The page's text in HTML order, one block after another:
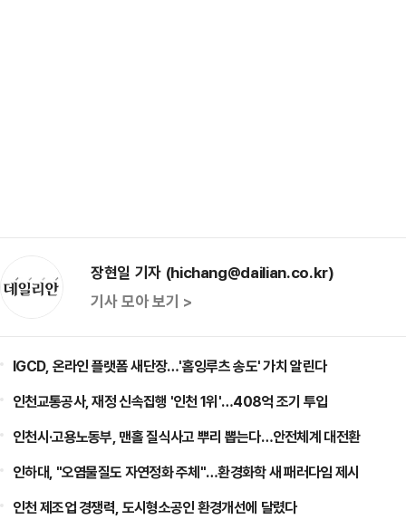
장현일 기자 (hichang@dailian.co.kr)
기사 모아 보기 >
IGCD, 온라인 플랫폼 새단장…'홈잉루츠 송도' 가치 알린다
인천교통공사, 재정 신속집행 '인천 1위'…408억 조기 투입
인천시·고용노동부, 맨홀 질식사고 뿌리 뽑는다…안전체계 대전환
인하대, "오염물질도 자연정화 주체"…환경화학 새 패러다임 제시
인천 제조업 경쟁력, 도시형소공인 환경개선에 달렸다